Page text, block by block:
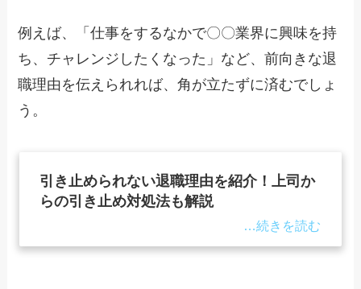
例えば、「仕事をするなかで〇〇業界に興味を持
ち、チャレンジしたくなった」など、前向きな退
職理由を伝えられれば、角が立たずに済むでしょ
う。
引き止められない退職理由を紹介！上司か
らの引き止め対処法も解説